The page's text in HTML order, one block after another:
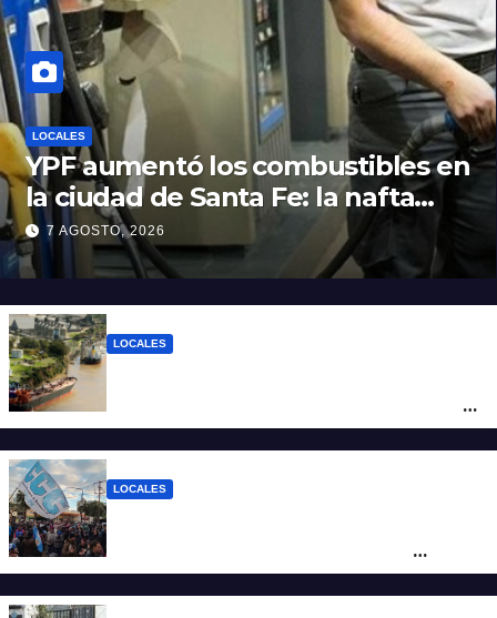
LOCALES
YPF aumentó los combustibles en
la ciudad de Santa Fe: la nafta
súper superó los $2.100 y llenar el
tanque cuesta más de $94.000
7 AGOSTO, 2026
LOCALES
posicionar los puertos del sur de Santa Fe
como salida para las exportaciones
LOCALES
sociales y sindicales